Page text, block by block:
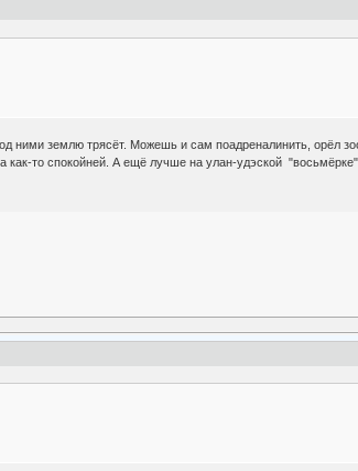
ними землю трясёт. Можешь и сам поадреналинить, орёл
как-то спокойней. А ещё лучше на улан-удэской